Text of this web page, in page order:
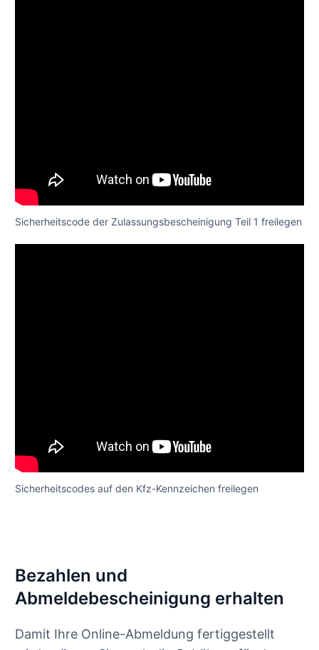
Sicherheitscode der Zulassungsbescheinigung Teil 1 freilegen
Sicherheitscodes auf den Kfz-Kennzeichen freilegen
Bezahlen und
Abmeldebescheinigung erhalten
Damit Ihre Online-Abmeldung fertiggestellt